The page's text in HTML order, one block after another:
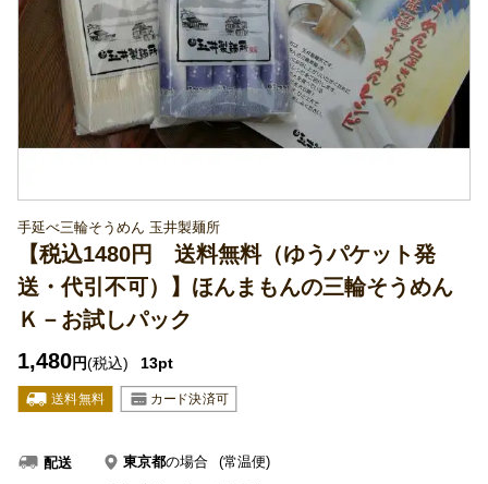
手延べ三輪そうめん 玉井製麺所
【税込1480円 送料無料（ゆうパケット発
送・代引不可）】ほんまもんの三輪そうめん
Ｋ－お試しパック
1,480円(税込) 13pt
配送 東京都の場合
(常温便)